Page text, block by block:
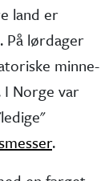
land er
På lørdager
minne­
I Norge var
.